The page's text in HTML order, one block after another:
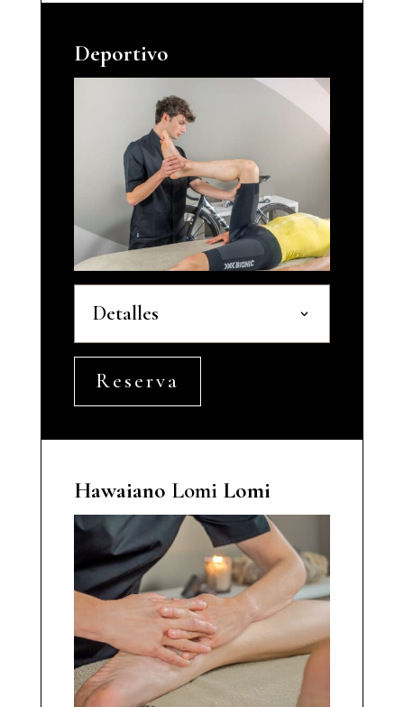
Deportivo
Detalles
Reserva
Hawaiano LomiLomi